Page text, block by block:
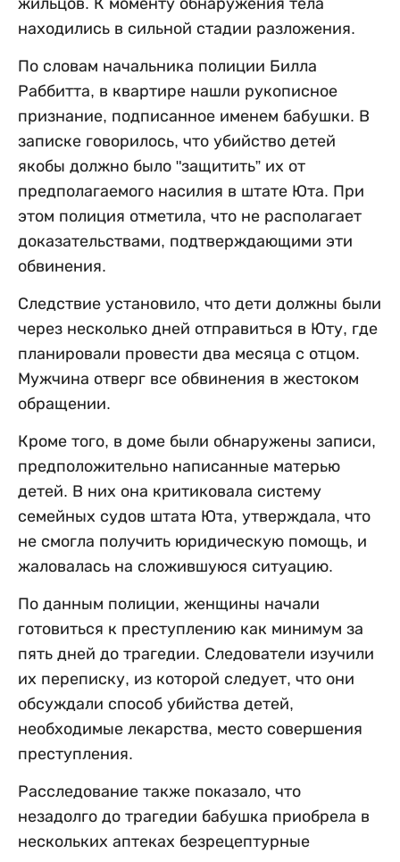
жильцов. К моменту обнаружения тела
находились в сильной стадии разложения.
По словам начальника полиции Билла
Раббитта, в квартире нашли рукописное
признание, подписанное именем бабушки. В
записке говорилось, что убийство детей
якобы должно было "защитить” их от
предполагаемого насилия в штате Юта. При
этом полиция отметила, что не располагает
доказательствами, подтверждающими эти
обвинения.
Следствие установило, что дети должны были
через несколько дней отправиться в Юту, где
планировали провести два месяца с отцом.
Мужчина отверг все обвинения в жестоком
обращении.
Кроме того, в доме были обнаружены записи,
предположительно написанные матерью
детей. В них она критиковала систему
семейных судов штата Юта, утверждала, что
не смогла получить юридическую помощь, и
жаловалась на сложившуюся ситуацию.
По данным полиции, женщины начали
готовиться к преступлению как минимум за
пять дней до трагедии. Следователи изучили
их переписку, из которой следует, что они
обсуждали способ убийства детей,
необходимые лекарства, место совершения
преступления.
Расследование также показало, что
незадолго до трагедии бабушка приобрела в
нескольких аптеках безрецептурные